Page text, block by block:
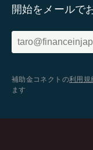
開始をメールで
補助金コネクトの利用規
ます